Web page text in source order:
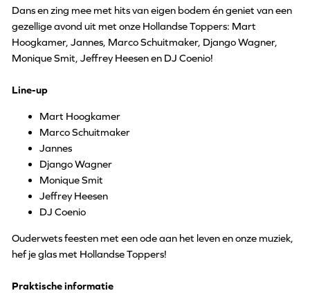
Dans en zing mee met hits van eigen bodem én geniet van een
gezellige avond uit met onze Hollandse Toppers: Mart
Hoogkamer, Jannes, Marco Schuitmaker, Django Wagner,
Monique Smit, Jeffrey Heesen en DJ Coenio!
Line-up
Mart Hoogkamer
Marco Schuitmaker
Jannes
Django Wagner
Monique Smit
Jeffrey Heesen
DJ Coenio
Ouderwets feesten met een ode aan het leven en onze muziek,
hef je glas met Hollandse Toppers!
Praktische informatie